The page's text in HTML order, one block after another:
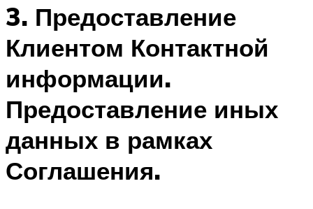
3. Предоставление
Клиентом Контактной
информации.
Предоставление иных
данных в рамках
Соглашения.